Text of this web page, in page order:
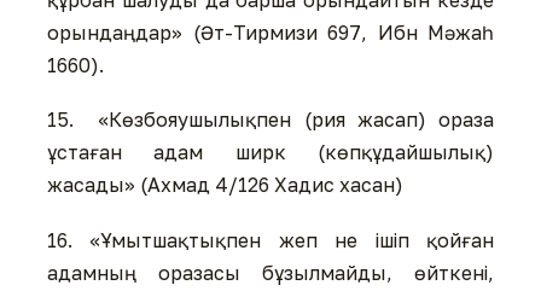
орындаңдар» (Әт-Тирмизи 697, Ибн Мәжаһ
1660).
15. «Көзбояушылықпен (рия жасап) ораза
ұстаған адам ширк (көпқұдайшылық)
жасады» (Ахмад 4/126 Хадис хасан)
16. «Ұмытшақтықпен жеп не ішіп қойған
адамның оразасы бұзылмайды, өйткені,